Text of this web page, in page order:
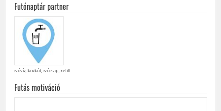
Futónaptár partner
ivóvíz, közkút, ivócsap, refill
Futás motiváció